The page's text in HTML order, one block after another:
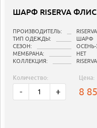
ШАРФ RISERVA
ПРОИЗВОДИТЕЛЬ:
RISERVA
ТИП ОДЕЖДЫ:
ШАРФ
СЕЗОН:
МЕМБРАНА:
НЕТ
КОЛЛЕКЦИЯ:
RISERVA
Количество:
- +
Цена:
8